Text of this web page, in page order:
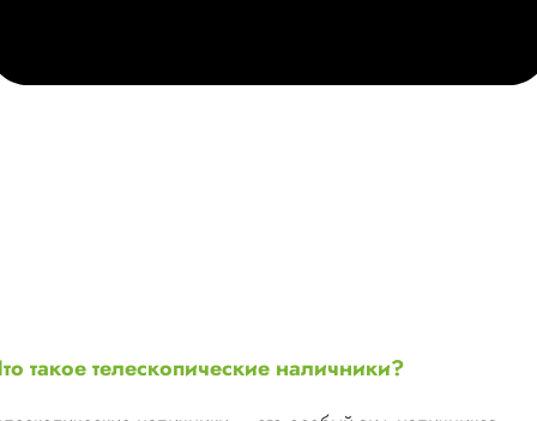
такое телескопические наличники?